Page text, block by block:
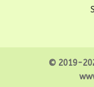
© 2019-